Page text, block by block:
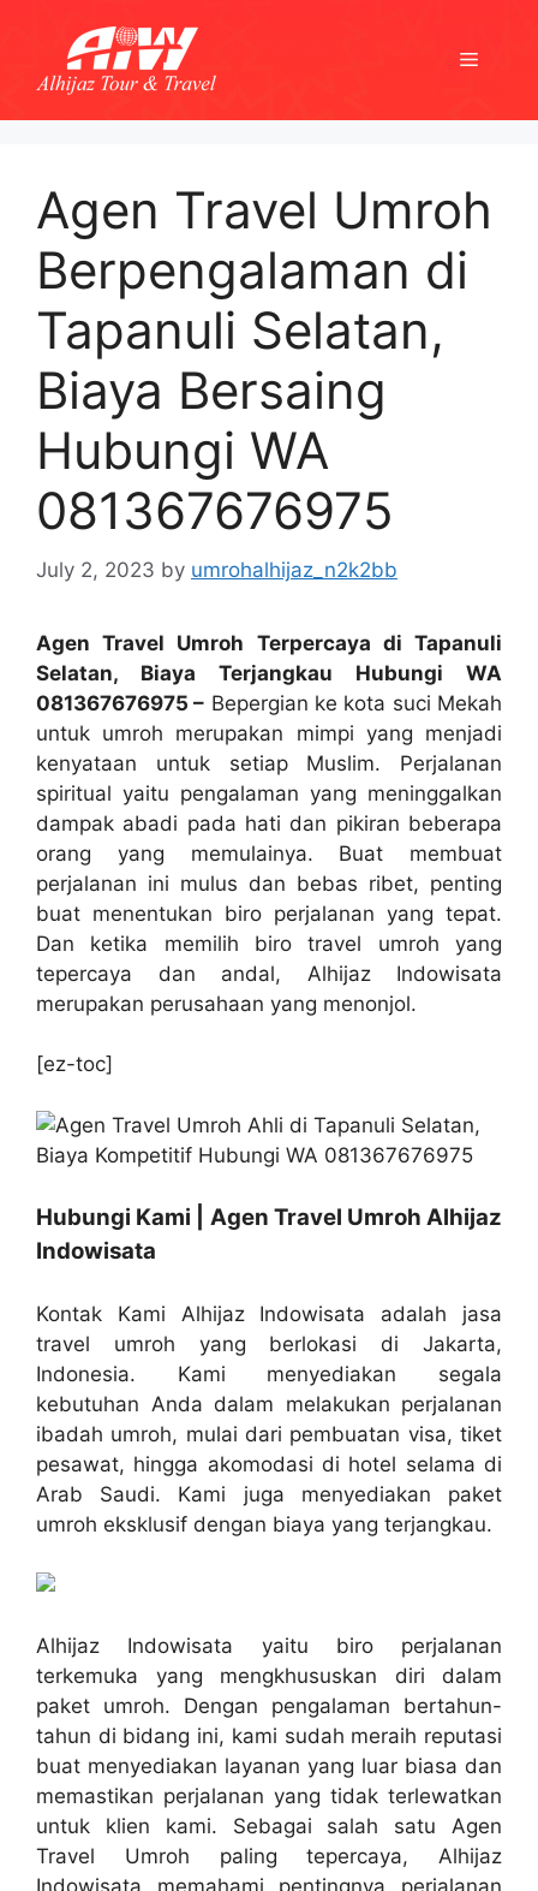
content
Menu
Agen Travel Umroh
Berpengalaman di
Tapanuli Selatan,
Biaya Bersaing
Hubungi WA
081367676975
July 2, 2023 by umrohalhijaz_n2k2bb
Agen Travel Umroh Terpercaya di Tapanuli
Selatan, Biaya Terjangkau Hubungi WA
081367676975 – Bepergian ke kota suci Mekah
untuk umroh merupakan mimpi yang menjadi
kenyataan untuk setiap Muslim. Perjalanan
spiritual yaitu pengalaman yang meninggalkan
dampak abadi pada hati dan pikiran beberapa
orang yang memulainya. Buat membuat
perjalanan ini mulus dan bebas ribet, penting
buat menentukan biro perjalanan yang tepat.
Dan ketika memilih biro travel umroh yang
tepercaya dan andal, Alhijaz Indowisata
merupakan perusahaan yang menonjol.
[ez-toc]
Hubungi Kami | Agen Travel Umroh Alhijaz
Indowisata
Kontak Kami Alhijaz Indowisata adalah jasa
travel umroh yang berlokasi di Jakarta,
Indonesia. Kami menyediakan segala
kebutuhan Anda dalam melakukan perjalanan
ibadah umroh, mulai dari pembuatan visa, tiket
pesawat, hingga akomodasi di hotel selama di
Arab Saudi. Kami juga menyediakan paket
umroh eksklusif dengan biaya yang terjangkau.
Alhijaz Indowisata yaitu biro perjalanan
terkemuka yang mengkhususkan diri dalam
paket umroh. Dengan pengalaman bertahun-
tahun di bidang ini, kami sudah meraih reputasi
buat menyediakan layanan yang luar biasa dan
memastikan perjalanan yang tidak terlewatkan
untuk klien kami. Sebagai salah satu Agen
Travel Umroh paling tepercaya, Alhijaz
Indowisata memahami pentingnya perjalanan